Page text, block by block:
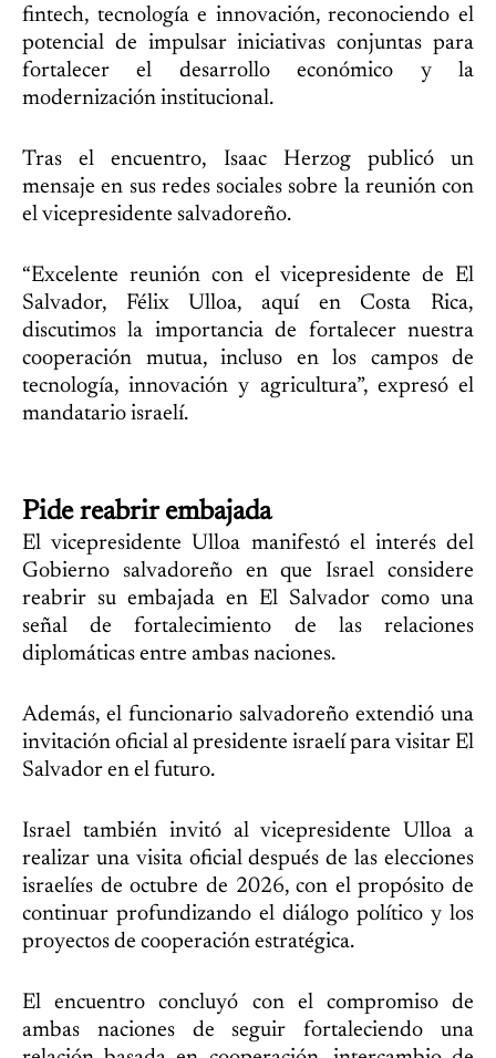
fintech, tecnología e innovación, reconociendo el
potencial de impulsar iniciativas conjuntas para
fortalecer el desarrollo económico y la
modernización institucional.
Tras el encuentro, Isaac Herzog publicó un
mensaje en sus redes sociales sobre la reunión con
el vicepresidente salvadoreño.
“Excelente reunión con el vicepresidente de El
Salvador, Félix Ulloa, aquí en Costa Rica,
discutimos la importancia de fortalecer nuestra
cooperación mutua, incluso en los campos de
tecnología, innovación y agricultura”, expresó el
mandatario israelí.
Pide reabrir embajada
El vicepresidente Ulloa manifestó el interés del
Gobierno salvadoreño en que Israel considere
reabrir su embajada en El Salvador como una
señal de fortalecimiento de las relaciones
diplomáticas entre ambas naciones.
Además, el funcionario salvadoreño extendió una
invitación oficial al presidente israelí para visitar El
Salvador en el futuro.
Israel también invitó al vicepresidente Ulloa a
realizar una visita oficial después de las elecciones
israelíes de octubre de 2026, con el propósito de
continuar profundizando el diálogo político y los
proyectos de cooperación estratégica.
El encuentro concluyó con el compromiso de
ambas naciones de seguir fortaleciendo una